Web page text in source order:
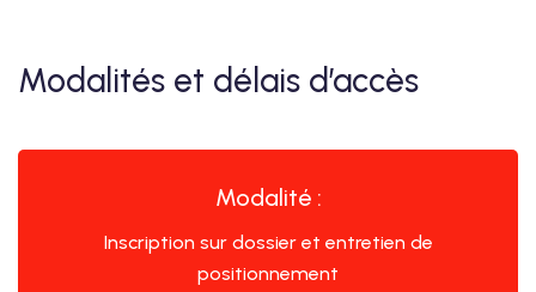
Modalités et délais d’accès
Modalité :
Inscription sur dossier et entretien de
positionnement